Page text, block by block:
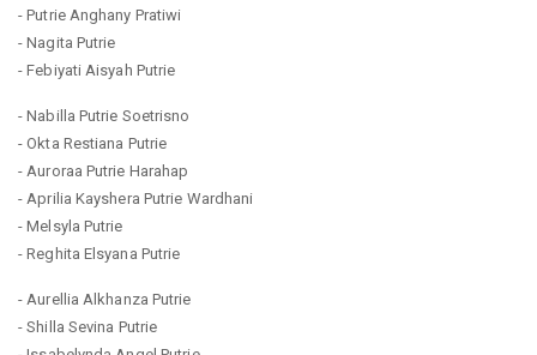
- Putrie Anghany Pratiwi
- Nagita Putrie
- Febiyati Aisyah Putrie
- Nabilla Putrie Soetrisno
- Okta Restiana Putrie
- Auroraa Putrie Harahap
- Aprilia Kayshera Putrie Wardhani
- Melsyla Putrie
- Reghita Elsyana Putrie
- Aurellia Alkhanza Putrie
- Shilla Sevina Putrie